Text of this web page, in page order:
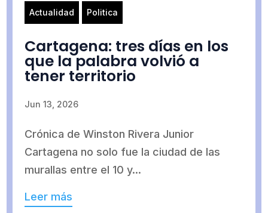
Actualidad Politica
Cartagena: tres días en los
que la palabra volvió a
tener territorio
Jun 13, 2026
Crónica de Winston Rivera Junior
Cartagena no solo fue la ciudad de las
murallas entre el 10 y...
Leer más